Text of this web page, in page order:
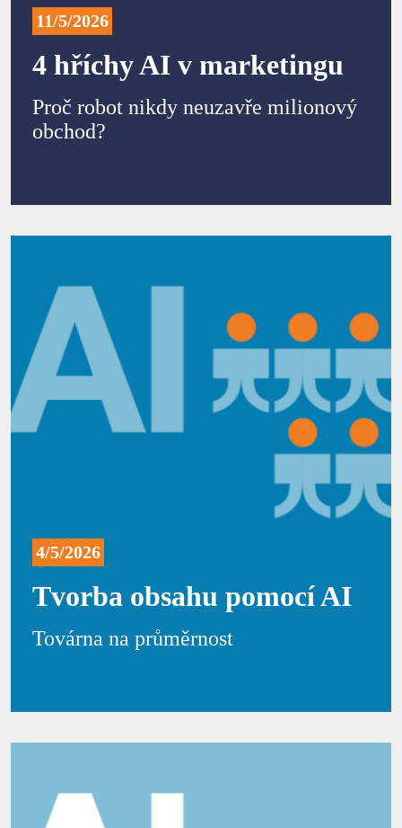
4 hříchy AI v marketingu
Proč robot nikdy neuzavře milionový
obchod?
11/5/2026
Tvorba obsahu pomocí AI
Továrna na průměrnost
4/5/2026